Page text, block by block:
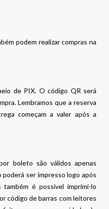
podem realizar compras na
de PIX. O código QR será
Lembramos que a reserva
começam a valer após a
boleto são válidos apenas
poderá ser impresso logo após
é possível imprimi-lo
código de barras com leitores